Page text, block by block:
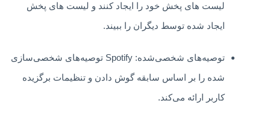
لیست های پخش خود را ایجاد کنند و لیست های پخش
ایجاد شده توسط دیگران را ببیند.
توصیه‌های شخصی‌شده: Spotify توصیه‌های شخصی‌سازی
شده را بر اساس سابقه گوش دادن و تنظیمات برگزیده
کاربر ارائه می‌کند.